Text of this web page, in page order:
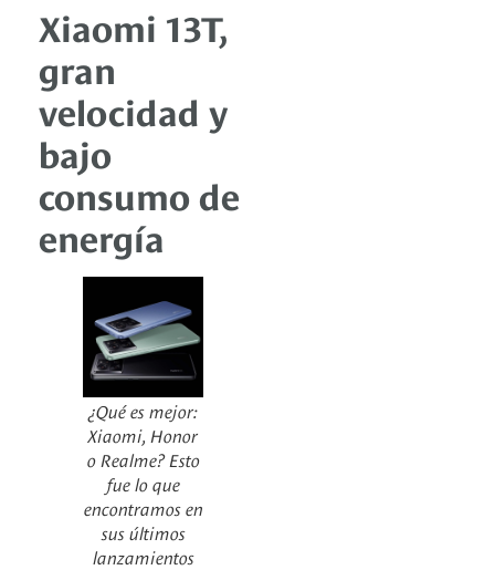
Xiaomi 13T,
gran
velocidad y
bajo
consumo de
energía
¿Qué es mejor:
Xiaomi, Honor
o Realme? Esto
fue lo que
encontramos en
sus últimos
lanzamientos